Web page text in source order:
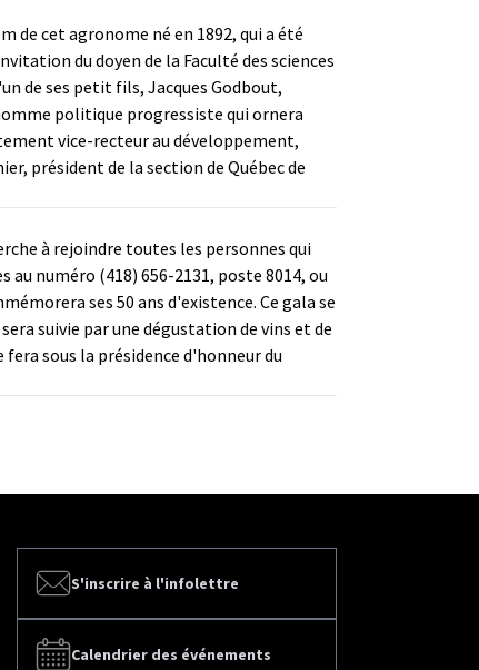
de cet agronome né en 1892, qui a été
du doyen de la Faculté des sciences
de ses petit fils, Jacques Godbout,
politique progressiste qui ornera
vice-recteur au développement,
président de la section de Québec de
à rejoindre toutes les personnes qui
numéro (418) 656-2131, poste 8014, ou
ses 50 ans d'existence. Ce gala se
suivie par une dégustation de vins et de
sous la présidence d'honneur du
S'inscrire à l'infolettre
Calendrier des événements